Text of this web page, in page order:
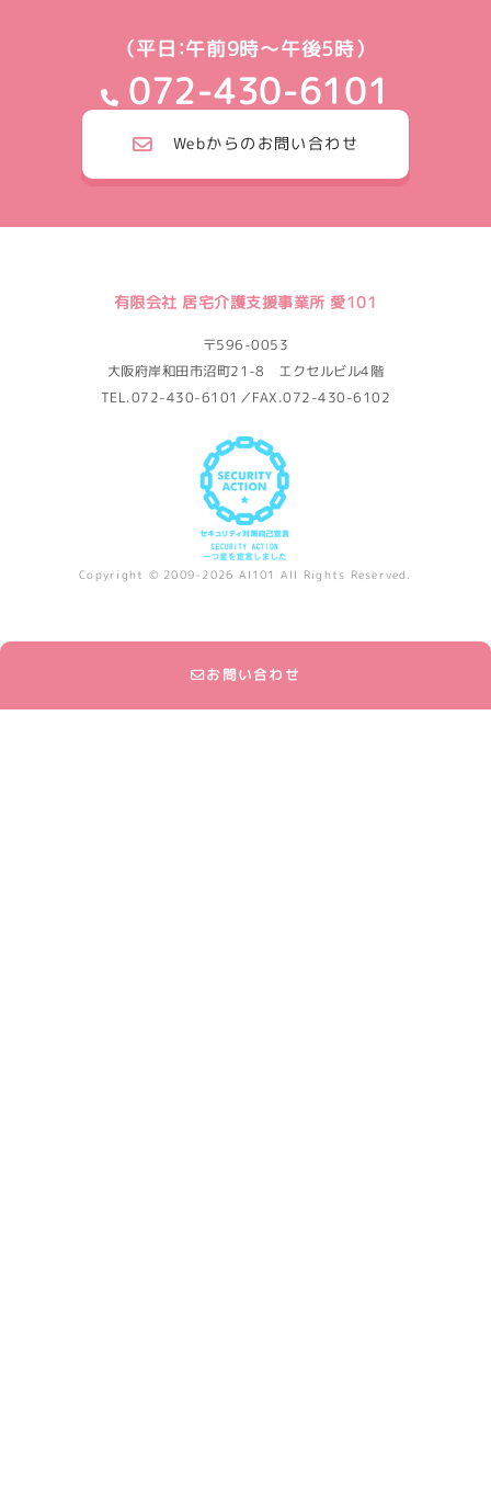
（平日：午前9時～午後5時）
072-430-6101
Webからのお問い合わせ
有限会社 居宅介護支援事業所 愛101
〒596-0053
大阪府岸和田市沼町21-8 エクセルビル4階
TEL.072-430-6101／FAX.072-430-6102
Copyright © 2009-2026 AI101 All Rights Reserved.
お問い合わせ